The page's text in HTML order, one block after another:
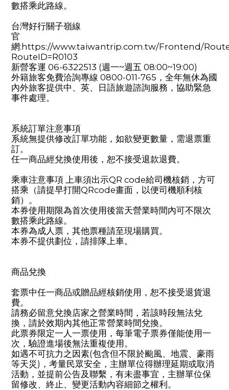
數搭乘此路線。
台灣好行關子嶺線
官
網:https://www.taiwantrip.com.tw/Frontend/
RouteID=R0103
新營客運 06-6322513 (週一~週五 08:00~19:00)
外籍旅客免費洽詢專線 0800-011-765，全年無休為國
內外旅客提供中、英、日語旅遊諮詢服務，協助緊急
事件處理。
系統訂單注意事項
系統無提供修改訂單功能，如欲變更數量，需退票重
訂。
任一商品經兌換使用後，恕不接受退款退費。
乘車注意事項 上車須出示QR code給司機核銷，方可
搭乘（請提早打開QRcode畫面，以便司機順利核
銷）。
本券使用期限為首次使用後當天營業時間內可不限次
數搭乘此路線。
本券為成人票，其他票種請至現場購買。
本券不提供劃位，請排隊上車。
商品兌換
套票中任一商品或贈品經核銷使用，恕不接受退貨退
費。
請務必留意兌換店家之營業時間，若該時段無法兌
換，請於效期內其他正常營業時間兌換。
此票券限定一人一票使用，每筆電子票券僅能使用一
次，驗證進場後無法重複使用。
如遇不可抗力之因素(包含但不限於颱風、地震、豪雨
等天災)，考量民眾安全，主辦單位得辦理延期或取消
活動，並提前公告及聯繫，有未盡事宜，主辦單位保
留修改、終止、變更活動內容細節之權利。